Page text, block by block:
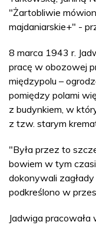
"Żartobliwie
majdaniarskie+" -
8 marca 1943 r.
pracę w obozowej
międzypolu –
pomiędzy polami
z budynkiem, w
z tzw. starym
"Była przez to
bowiem w tym
dokonywali
podkreślono w
Jadwiga